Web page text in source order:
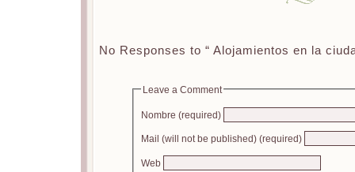
No Responses to “ Alojamientos en la
Leave a Comment
Nombre (required)
Mail (will not be published) (required)
Web